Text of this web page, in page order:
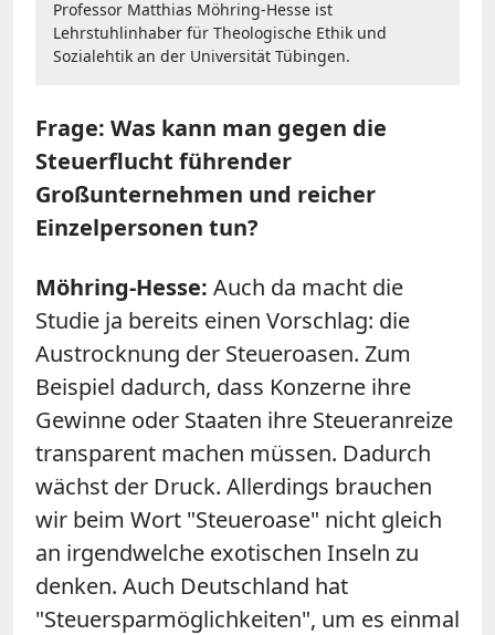
Professor Matthias Möhring-Hesse ist
Lehrstuhlinhaber für Theologische Ethik und
Sozialehtik an der Universität Tübingen.
Frage: Was kann man gegen die
Steuerflucht führender
Großunternehmen und reicher
Einzelpersonen tun?
Möhring-Hesse: Auch da macht die
Studie ja bereits einen Vorschlag: die
Austrocknung der Steueroasen. Zum
Beispiel dadurch, dass Konzerne ihre
Gewinne oder Staaten ihre Steueranreize
transparent machen müssen. Dadurch
wächst der Druck. Allerdings brauchen
wir beim Wort "Steueroase" nicht gleich
an irgendwelche exotischen Inseln zu
denken. Auch Deutschland hat
"Steuersparmöglichkeiten", um es einmal